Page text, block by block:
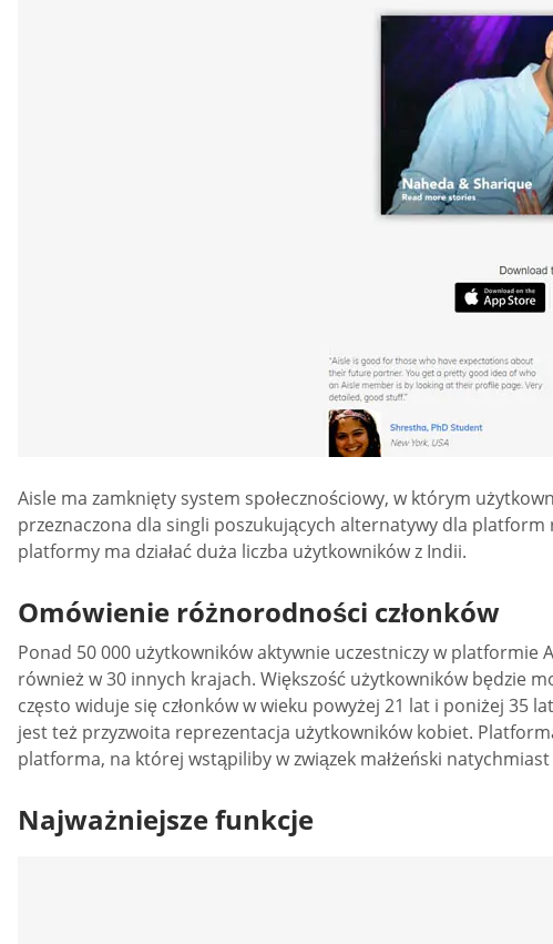
Aisle ma zamknięty system społecznościowy, w którym
przeznaczona dla singli poszukujących alternatywy dla
platformy ma działać duża liczba użytkowników z Indii.
Omówienie różnorodności członków
Ponad 50 000 użytkowników aktywnie uczestniczy w platformie
również w 30 innych krajach. Większość użytkowników będzie
często widuje się członków w wieku powyżej 21 lat i poniżej
jest też przyzwoita reprezentacja użytkowników kobiet.
platforma, na której wstąpiliby w związek małżeński
Najważniejsze funkcje